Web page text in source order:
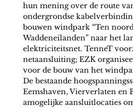
hun mening over de route
ondergrondse
bouwen windpark “Ten
Waddeneilanden” naar het
elektriciteitsnet. TenneT
netaansluiting; EZK
voor de bouw van het
De bestaande
Eemshaven, Vierverlaten en
amogelijke aansluitlocaties